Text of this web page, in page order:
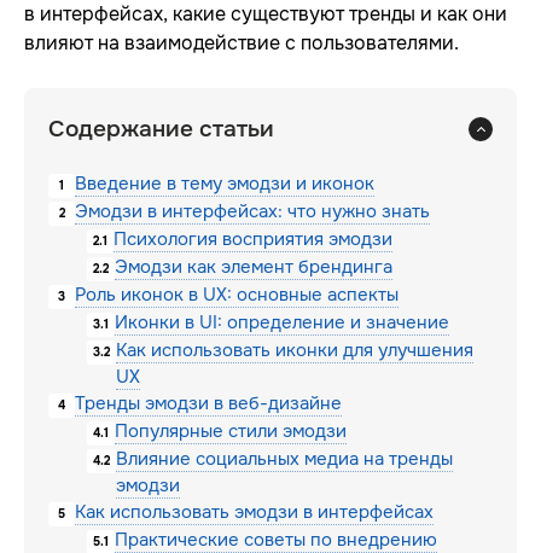
в интерфейсах, какие существуют тренды и как они
влияют на взаимодействие с пользователями.
Содержание статьи
1 Введение в тему эмодзи и иконок
2 Эмодзи в интерфейсах: что нужно знать
2.1 Психология восприятия эмодзи
2.2 Эмодзи как элемент брендинга
3 Роль иконок в UX: основные аспекты
3.1 Иконки в UI: определение и значение
3.2 Как использовать иконки для улучшения
UX
4 Тренды эмодзи в веб-дизайне
4.1 Популярные стили эмодзи
4.2 Влияние социальных медиа на тренды
эмодзи
5 Как использовать эмодзи в интерфейсах
5.1 Практические советы по внедрению